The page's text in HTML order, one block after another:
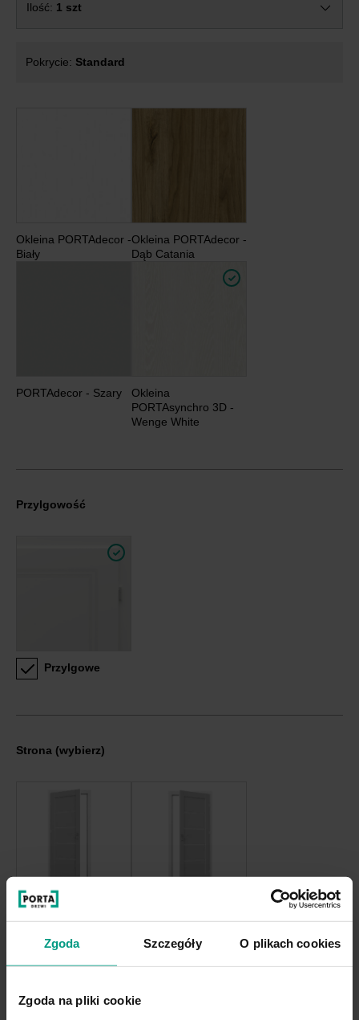
Zgoda Szczegóły O plikach cookies
Zgoda na pliki cookie
Ilość: 1 szt
Pokrycie: Standard
Okleina PORTAdecor -
Biały
Okleina PORTAdecor -
Dąb Catania
PORTAdecor - Szary
Okleina
PORTAsynchro 3D -
Wenge White
Przylgowość
Przylgowe
Strona (wybierz)